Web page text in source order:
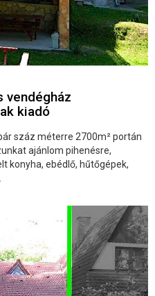
vendégház
kiadó
száz méterre 2700m² portán
ajánlom pihenésre,
konyha, ebédlő, hűtőgépek,